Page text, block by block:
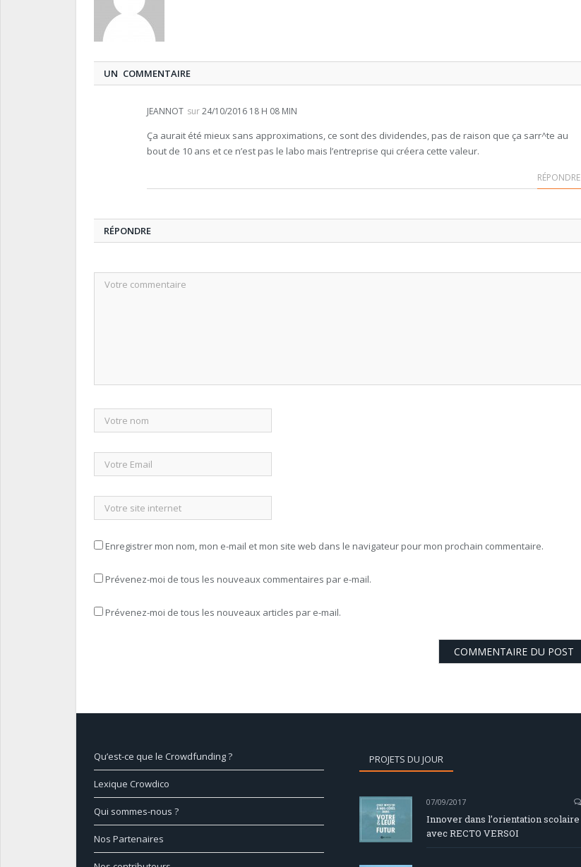
UN COMMENTAIRE
JEANNOT sur24/10/2016 18 H 08 MIN
Ça aurait été mieux sans approximations, ce sont des dividendes, pas de raison que ça sarr^te au
bout de 10 ans et ce n’est pas le labo mais l’entreprise qui créera cette valeur.
RÉPONDRE
RÉPONDRE
Enregistrer mon nom, mon e-mail et mon site web dans le navigateur pour mon prochain commentaire.
Prévenez-moi de tous les nouveaux commentaires par e-mail.
Prévenez-moi de tous les nouveaux articles par e-mail.
Qu’est-ce que le Crowdfunding ?
Lexique Crowdico
Qui sommes-nous ?
Nos Partenaires
PROJETS DU JOUR
07/09/2017
Innover dans l’orientation scolaire
avec RECTO VERSOI